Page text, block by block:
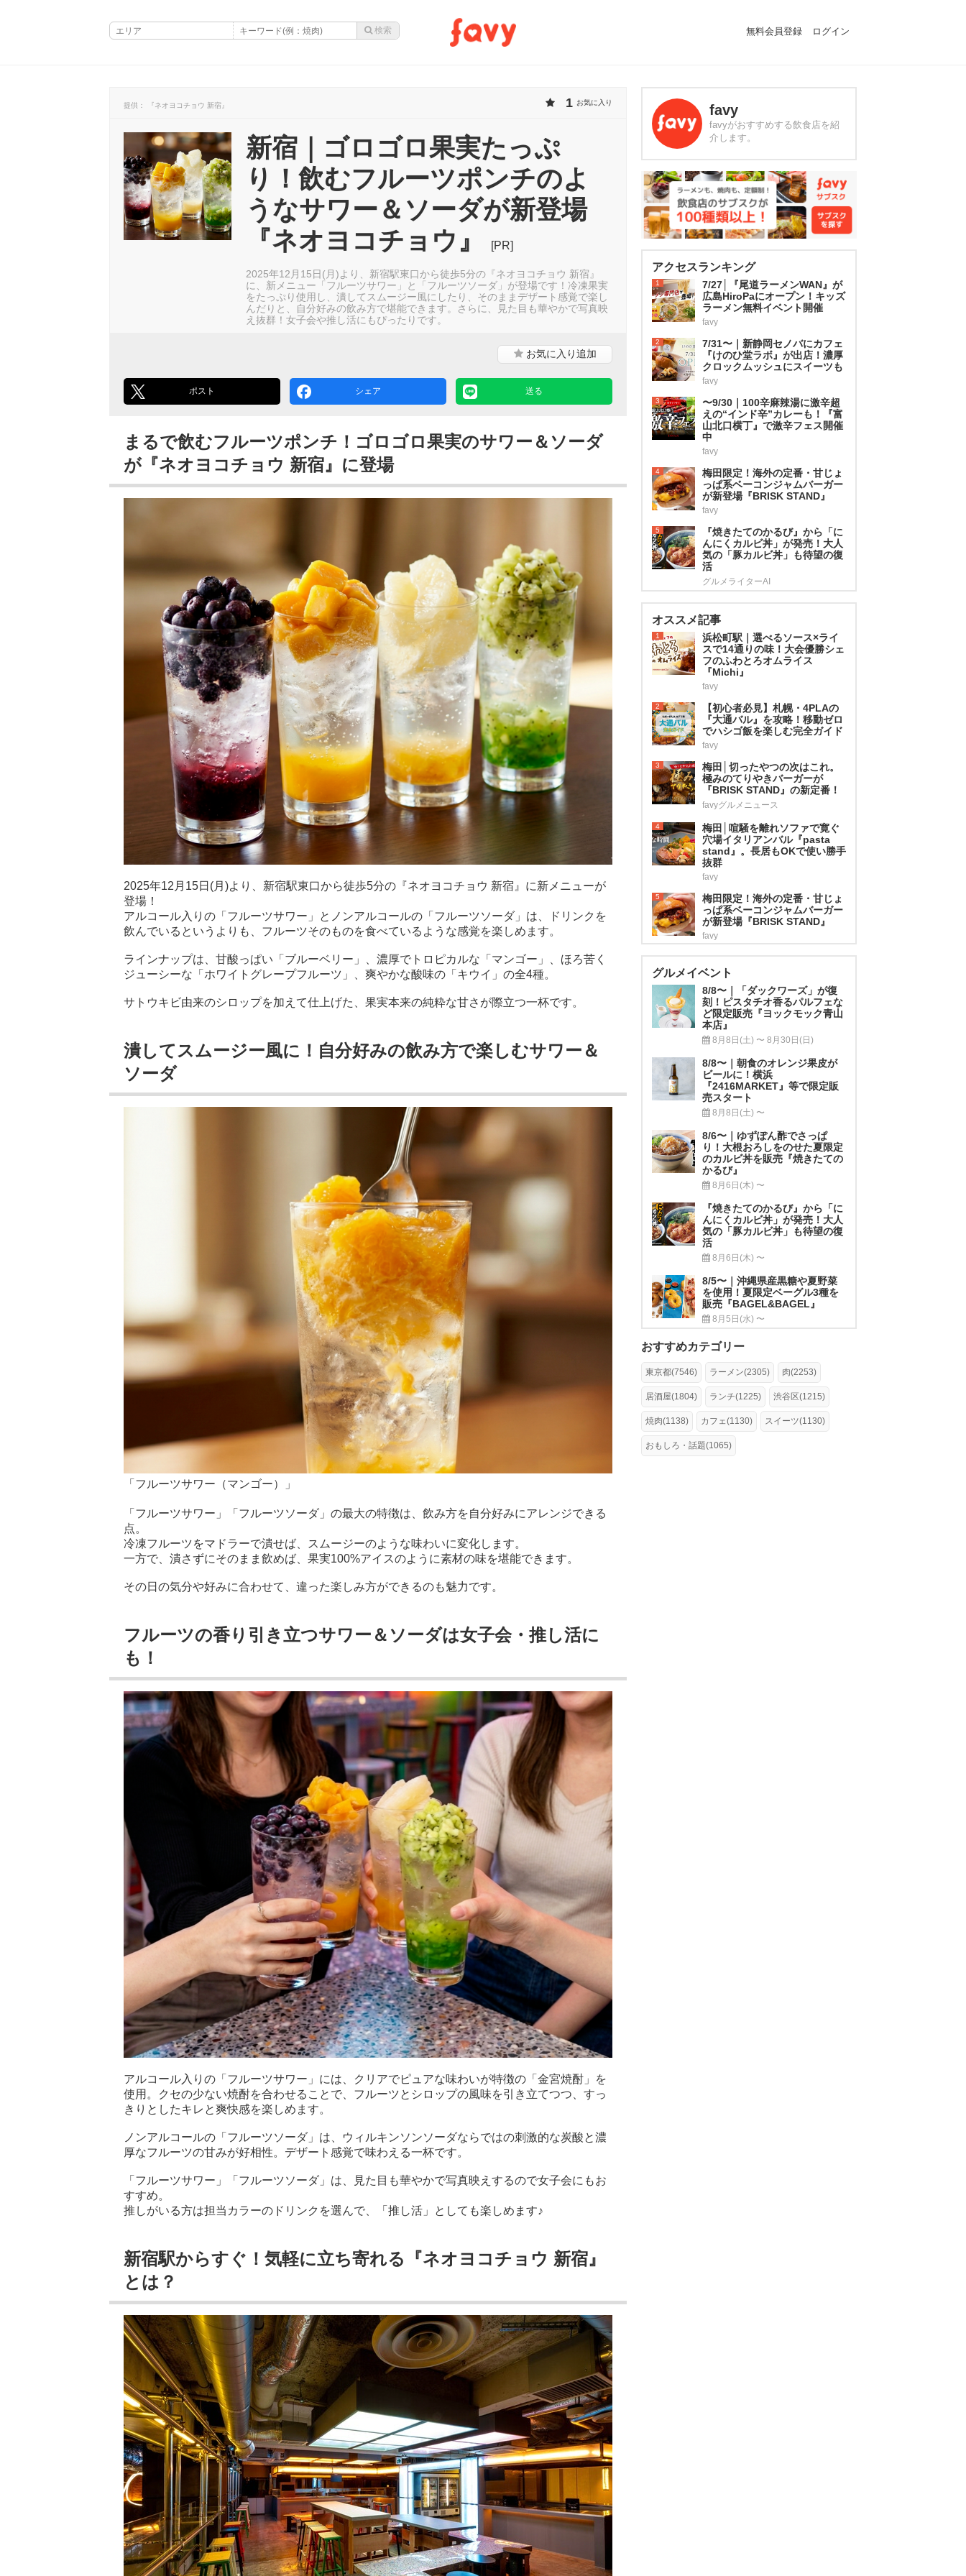
無料会員登録 ログイン
提供： 『ネオヨコチョウ 新宿』 1 お気に入り
新宿｜ゴロゴロ果実たっぷ
り！飲むフルーツポンチのよ
うなサワー＆ソーダが新登場
『ネオヨコチョウ』
[PR]
2025年12月15日(月)より、新宿駅東口から徒歩5分の『ネオヨコチョウ 新宿』
に、新メニュー「フルーツサワー」と「フルーツソーダ」が登場です！冷凍果実
をたっぷり使用し、潰してスムージー風にしたり、そのままデザート感覚で楽し
んだりと、自分好みの飲み方で堪能できます。さらに、見た目も華やかで写真映
え抜群！女子会や推し活にもぴったりです。
お気に入り追加
ポスト シェア 送る
まるで飲むフルーツポンチ！ゴロゴロ果実のサワー＆ソーダ
が『ネオヨコチョウ 新宿』に登場
2025年12月15日(月)より、新宿駅東口から徒歩5分の『ネオヨコチョウ 新宿』に新メニューが
登場！
アルコール入りの「フルーツサワー」とノンアルコールの「フルーツソーダ」は、ドリンクを
飲んでいるというよりも、フルーツそのものを食べているような感覚を楽しめます。
ラインナップは、甘酸っぱい「ブルーベリー」、濃厚でトロピカルな「マンゴー」、ほろ苦く
ジューシーな「ホワイトグレープフルーツ」、爽やかな酸味の「キウイ」の全4種。
サトウキビ由来のシロップを加えて仕上げた、果実本来の純粋な甘さが際立つ一杯です。
潰してスムージー風に！自分好みの飲み方で楽しむサワー＆
ソーダ
「フルーツサワー（マンゴー）」
「フルーツサワー」「フルーツソーダ」の最大の特徴は、飲み方を自分好みにアレンジできる
点。
冷凍フルーツをマドラーで潰せば、スムージーのような味わいに変化します。
一方で、潰さずにそのまま飲めば、果実100%アイスのように素材の味を堪能できます。
その日の気分や好みに合わせて、違った楽しみ方ができるのも魅力です。
フルーツの香り引き立つサワー＆ソーダは女子会・推し活に
も！
アルコール入りの「フルーツサワー」には、クリアでピュアな味わいが特徴の「金宮焼酎」を
使用。クセの少ない焼酎を合わせることで、フルーツとシロップの風味を引き立てつつ、すっ
きりとしたキレと爽快感を楽しめます。
ノンアルコールの「フルーツソーダ」は、ウィルキンソンソーダならではの刺激的な炭酸と濃
厚なフルーツの甘みが好相性。デザート感覚で味わえる一杯です。
「フルーツサワー」「フルーツソーダ」は、見た目も華やかで写真映えするので女子会にもお
すすめ。
推しがいる方は担当カラーのドリンクを選んで、「推し活」としても楽しめます♪
新宿駅からすぐ！気軽に立ち寄れる『ネオヨコチョウ 新宿』
とは？
favy
favyがおすすめする飲食店を紹
介します。
アクセスランキング
1
7/27│『尾道ラーメンWAN』が
広島HiroPaにオープン！キッズ
ラーメン無料イベント開催
favy
2
7/31〜｜新静岡セノバにカフェ
『けのひ堂ラボ』が出店！濃厚
クロックムッシュにスイーツも
favy
3
〜9/30｜100辛麻辣湯に激辛超
えの“インド辛”カレーも！『富
山北口横丁』で激辛フェス開催
中
favy
4
梅田限定！海外の定番・甘じょ
っぱ系ベーコンジャムバーガー
が新登場『BRISK STAND』
favy
5
『焼きたてのかるび』から「に
んにくカルビ丼」が発売！大人
気の「豚カルビ丼」も待望の復
活
グルメライターAI
オススメ記事
1
浜松町駅｜選べるソース×ライ
スで14通りの味！大会優勝シェ
フのふわとろオムライス
『Michi』
favy
2
【初心者必見】札幌・4PLAの
『大通バル』を攻略！移動ゼロ
でハシゴ飯を楽しむ完全ガイド
favy
3
梅田│切ったやつの次はこれ。
極みのてりやきバーガーが
『BRISK STAND』の新定番！
favyグルメニュース
4
梅田│喧騒を離れソファで寛ぐ
穴場イタリアンバル『pasta
stand』。長居もOKで使い勝手
抜群
favy
5
梅田限定！海外の定番・甘じょ
っぱ系ベーコンジャムバーガー
が新登場『BRISK STAND』
favy
グルメイベント
8/8〜｜「ダックワーズ」が復
刻！ピスタチオ香るパルフェな
ど限定販売『ヨックモック青山
本店』
8月8日(土) 〜 8月30日(日)
8/8〜｜朝食のオレンジ果皮が
ビールに！横浜
『2416MARKET』等で限定販
売スタート
8月8日(土) 〜
8/6〜｜ゆずぽん酢でさっぱ
り！大根おろしをのせた夏限定
のカルビ丼を販売『焼きたての
かるび』
8月6日(木) 〜
『焼きたてのかるび』から「に
んにくカルビ丼」が発売！大人
気の「豚カルビ丼」も待望の復
活
8月6日(木) 〜
8/5〜｜沖縄県産黒糖や夏野菜
を使用！夏限定ベーグル3種を
販売『BAGEL&BAGEL』
8月5日(水) 〜
おすすめカテゴリー
東京都(7546) ラーメン(2305) 肉(2253)
居酒屋(1804) ランチ(1225) 渋谷区(1215)
焼肉(1138) カフェ(1130) スイーツ(1130)
おもしろ・話題(1065)